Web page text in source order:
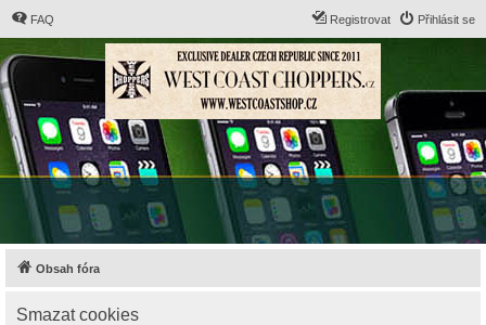
FAQ Přihlásit se
Registrovat
Obsah fóra
Smazat cookies